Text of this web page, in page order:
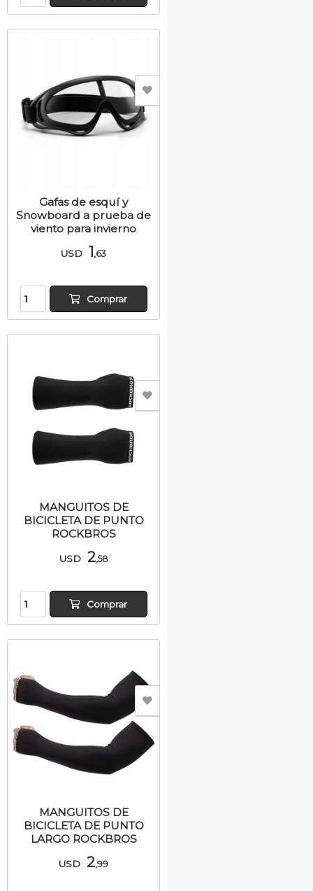
Gafas de esquí y
Snowboard a prueba de
viento para invierno
USD 1,63
Comprar
MANGUITOS DE
BICICLETA DE PUNTO
ROCKBROS
USD 2,58
Comprar
MANGUITOS DE
BICICLETA DE PUNTO
LARGO ROCKBROS
USD 2,99